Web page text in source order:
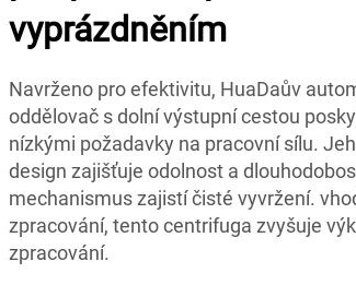
vyprázdněním
Navrženo pro efektivitu, HuaDaův
oddělovač s dolní výstupní cestou
nízkými požadavky na pracovní sílu.
design zajišťuje odolnost a
mechanismus zajistí čisté vyvržení.
zpracování, tento centrifuga zvyšuje
zpracování.